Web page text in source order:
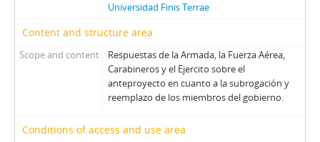
Universidad Finis Terrae
Content and structure area
Scope and content
Respuestas de la Armada, la Fuerza Aérea,
Carabineros y el Ejercito sobre el
anteproyecto en cuanto a la subrogación y
reemplazo de los miembros del gobierno.
Conditions of access and use area